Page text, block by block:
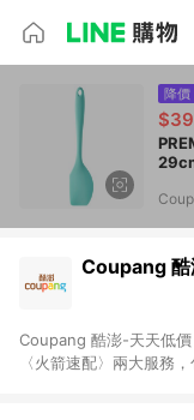
降價
Coupang 酷
Coupang 酷澎-天天低價
〈火箭速配〉兩大服務